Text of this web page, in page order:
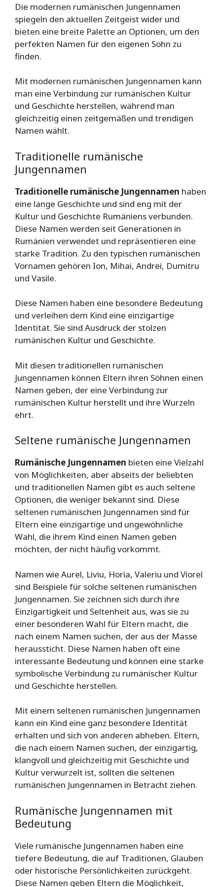
Die modernen rumänischen Jungennamen
spiegeln den aktuellen Zeitgeist wider und
bieten eine breite Palette an Optionen, um den
perfekten Namen für den eigenen Sohn zu
finden.
Mit modernen rumänischen Jungennamen kann
man eine Verbindung zur rumänischen Kultur
und Geschichte herstellen, während man
gleichzeitig einen zeitgemäßen und trendigen
Namen wählt.
Traditionelle rumänische
Jungennamen
Traditionelle rumänische Jungennamen haben
eine lange Geschichte und sind eng mit der
Kultur und Geschichte Rumäniens verbunden.
Diese Namen werden seit Generationen in
Rumänien verwendet und repräsentieren eine
starke Tradition. Zu den typischen rumänischen
Vornamen gehören Ion, Mihai, Andrei, Dumitru
und Vasile.
Diese Namen haben eine besondere Bedeutung
und verleihen dem Kind eine einzigartige
Identität. Sie sind Ausdruck der stolzen
rumänischen Kultur und Geschichte.
Mit diesen traditionellen rumänischen
Jungennamen können Eltern ihren Söhnen einen
Namen geben, der eine Verbindung zur
rumänischen Kultur herstellt und ihre Wurzeln
ehrt.
Seltene rumänische Jungennamen
Rumänische Jungennamen bieten eine Vielzahl
von Möglichkeiten, aber abseits der beliebten
und traditionellen Namen gibt es auch seltene
Optionen, die weniger bekannt sind. Diese
seltenen rumänischen Jungennamen sind für
Eltern eine einzigartige und ungewöhnliche
Wahl, die ihrem Kind einen Namen geben
möchten, der nicht häufig vorkommt.
Namen wie Aurel, Liviu, Horia, Valeriu und Viorel
sind Beispiele für solche seltenen rumänischen
Jungennamen. Sie zeichnen sich durch ihre
Einzigartigkeit und Seltenheit aus, was sie zu
einer besonderen Wahl für Eltern macht, die
nach einem Namen suchen, der aus der Masse
heraussticht. Diese Namen haben oft eine
interessante Bedeutung und können eine starke
symbolische Verbindung zu rumänischer Kultur
und Geschichte herstellen.
Mit einem seltenen rumänischen Jungennamen
kann ein Kind eine ganz besondere Identität
erhalten und sich von anderen abheben. Eltern,
die nach einem Namen suchen, der einzigartig,
klangvoll und gleichzeitig mit Geschichte und
Kultur verwurzelt ist, sollten die seltenen
rumänischen Jungennamen in Betracht ziehen.
Rumänische Jungennamen mit
Bedeutung
Viele rumänische Jungennamen haben eine
tiefere Bedeutung, die auf Traditionen, Glauben
oder historische Persönlichkeiten zurückgeht.
Diese Namen geben Eltern die Möglichkeit,